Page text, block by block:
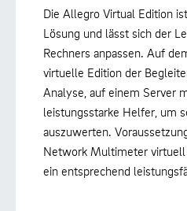
Die Allegro Virtual Edition
Lösung und lässt sich der
Rechners anpassen. Auf
virtuelle Edition der
Analyse, auf einem Server
leistungsstarke Helfer, um
auszuwerten.
Network Multimeter virtuell
ein entsprechend